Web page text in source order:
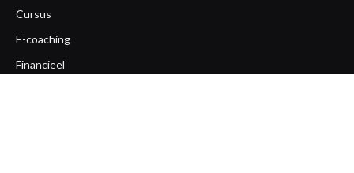
Cursus
E-coaching
Financieel